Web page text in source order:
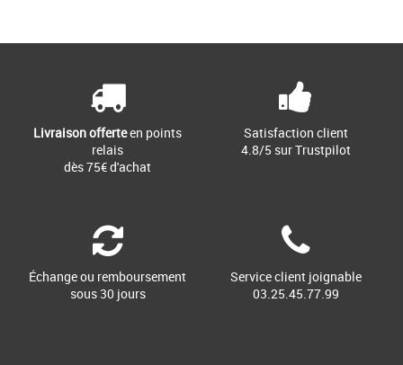
Livraison offerteen points
relais
dès 75€ d'achat
Satisfaction client
4.8/5 sur Trustpilot
Échange ou remboursement
sous 30 jours
Service client joignable
03.25.45.77.99